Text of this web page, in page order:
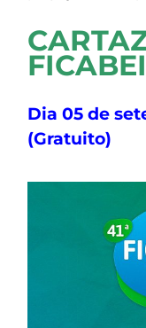
Dia 05 de
(Gratuito)